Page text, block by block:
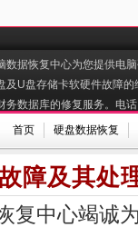
数据恢复中心为您提供电
及U盘存储卡软硬件故障
务数据库的修复服务。电
首页 硬盘数据恢复
障及其处
复中心竭诚